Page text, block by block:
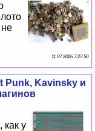
11 07 2026 7:27:50
Punk, Kavinsky и
как у